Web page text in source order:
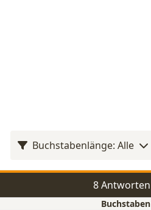
Buchstabenlänge: Alle
8 Antworten
Buchstaben